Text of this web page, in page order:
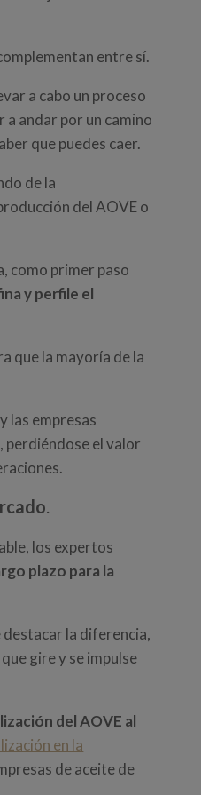
entre sí.
a cabo un proceso
a andar por un camino
que puedes caer.
de la
del AOVE o
como primer paso
y perfile el
que la mayoría de la
las empresas
perdiéndose el valor
.
los expertos
plazo para la
la diferencia,
gire y se impulse
del AOVE al
en la
de aceite de